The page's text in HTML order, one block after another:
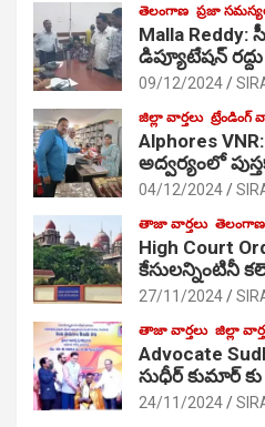
తెలంగాణ ప్రజా
Malla
డిప్యూటేషన్
09/12/2024
జిల్లా వార్తలు ట్రేండింగ్
Alphores
అద్వర్యంలో
04/12/2024
తాజా వార్తలు తెలంగాణ
High Court
కేసులన్నింటినీ
27/11/2024
తాజా వార్తలు జిల్లా
Advocate
సుధీర్ కుమార్
24/11/2024